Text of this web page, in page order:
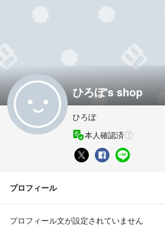
ひろぼ's shop
ひろぼ
本人確認済
プロフィール
プロフィール文が設定されていません